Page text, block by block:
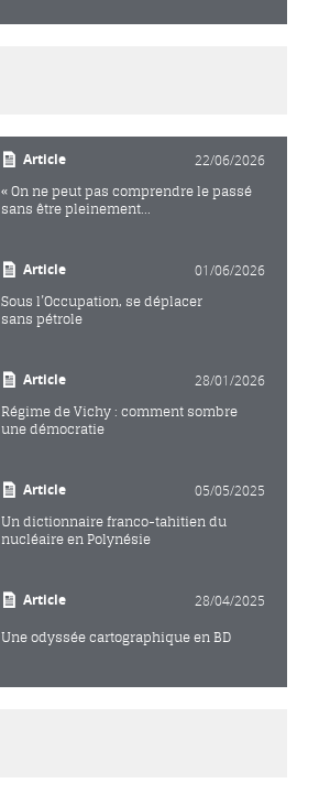
Article 22/06/2026
« On ne peut pas comprendre le passé
sans être pleinement...
Article 01/06/2026
Sous l’Occupation, se déplacer
sans pétrole
Article 28/01/2026
Régime de Vichy : comment sombre
une démocratie
Article 05/05/2025
Un dictionnaire franco-tahitien du
nucléaire en Polynésie
Article 28/04/2025
Une odyssée cartographique en BD